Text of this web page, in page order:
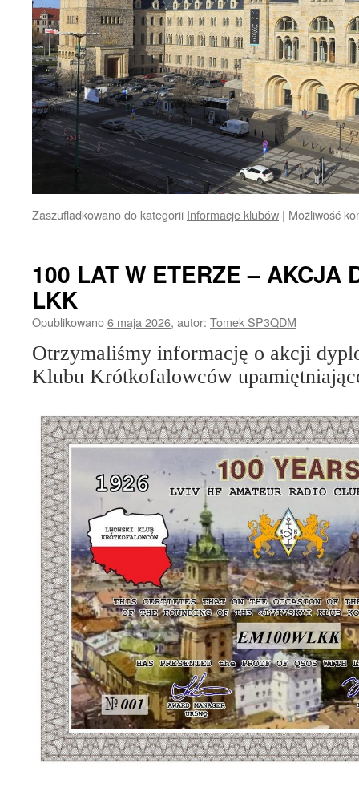
Zaszufladkowano do kategorii Informacje klubów | Możliwość
100 LAT W ETERZE – AKCJA
LKK
Opublikowano6 maja 2026, autor: Tomek SP3QDM
Otrzymaliśmy informację o akcji
Klubu Krótkofalowców